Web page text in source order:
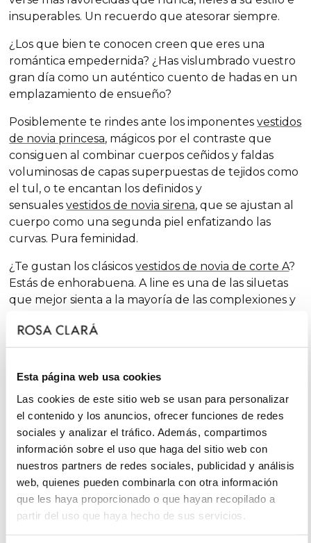
Esta página web usa cookies
Las cookies de este sitio web se usan para personalizar
el contenido y los anuncios, ofrecer funciones de redes
sociales y analizar el tráfico. Además, compartimos
información sobre el uso que haga del sitio web con
nuestros partners de redes sociales, publicidad y análisis
web, quienes pueden combinarla con otra información
que les haya proporcionado o que hayan recopilado a
partir del uso que haya hecho de sus servicios.
insuperables. Un recuerdo que atesorar siempre.
¿Los que bien te conocen creen que eres una
romántica empedernida? ¿Has vislumbrado vuestro
gran día como un auténtico cuento de hadas en un
emplazamiento de ensueño?
Posiblemente te rindes ante los imponentesvestidos
de novia princesa, mágicos por el contraste que
consiguen al combinar cuerpos ceñidos y faldas
voluminosas de capas superpuestas de tejidos como
el tul, o te encantan los definidos y
sensualesvestidos de novia sirena, que se ajustan al
cuerpo como una segunda piel enfatizando las
curvas. Pura feminidad.
¿Te gustan los clásicosvestidos de novia de corte A?
Estás de enhorabuena.A line es una de las siluetas
que mejor sienta a la mayoría de las complexiones y
nuestras colecciones, siempre con dosis extra de
feminidad y sorprendentes acabados que renuevan
lado el glamur.
En cambio, si te declarasminimal bride,serás
partidaria del “menos es más” y considerarás que
entre losvestidos de novia sencillos hallarás tu mejor
aliado. ¡Te gustará la frescura de los conjuntos Rosa
Clará Soft!
Mientras que si habéis escogido los meses más fríos
del año -alejándoos de la época más cotizada para
bodas, bautizos y comuniones- para vuestra unión